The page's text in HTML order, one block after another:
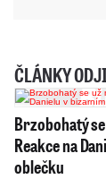
ČLÁNKY
Brzobohatý
Reakce na
oblečku